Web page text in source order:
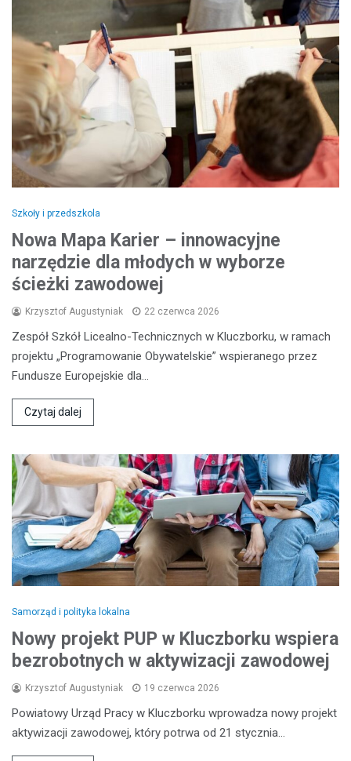
Szkoły i przedszkola
Nowa Mapa Karier – innowacyjne
narzędzie dla młodych w wyborze
ścieżki zawodowej
Krzysztof Augustyniak 22 czerwca 2026
Zespół Szkół Licealno-Technicznych w Kluczborku, w ramach
projektu „Programowanie Obywatelskie” wspieranego przez
Fundusze Europejskie dla…
Czytaj dalej
Samorząd i polityka lokalna
Nowy projekt PUP w Kluczborku wspiera
bezrobotnych w aktywizacji zawodowej
Krzysztof Augustyniak 19 czerwca 2026
Powiatowy Urząd Pracy w Kluczborku wprowadza nowy projekt
aktywizacji zawodowej, który potrwa od 21 stycznia…